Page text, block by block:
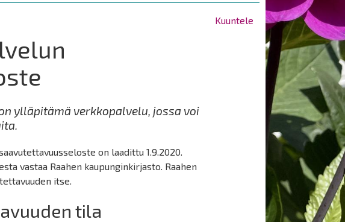
Kuuntele
ylläpitämä verkkopalvelu, jossa voi
on laadittu 1.9.2020.
vastaa Raahen kaupunginkirjasto. Raahen
itse.
tila